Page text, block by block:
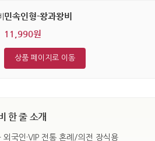
민속인형-왕과왕비
11,990원
상품 페이지로 이동
한 줄 소개
외국인·VIP 전통 혼례/의전 장식용